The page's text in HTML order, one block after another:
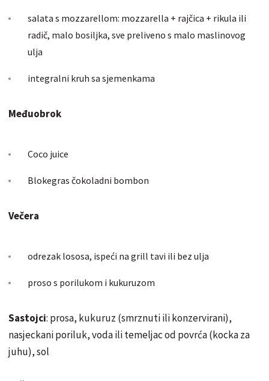
salata s mozzarellom: mozzarella + rajčica + rikula ili
radič, malo bosiljka, sve preliveno s malo maslinovog
ulja
integralni kruh sa sjemenkama
Međuobrok
Coco juice
Blokegras čokoladni bombon
Večera
odrezak lososa, ispeći na grill tavi ili bez ulja
proso s porilukom i kukuruzom
Sastojci: prosa, kukuruz (smrznuti ili konzervirani),
nasjeckani poriluk, voda ili temeljac od povrća (kocka za
juhu), sol